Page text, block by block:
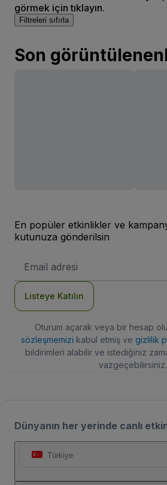
görmek için tıklayın.
Filtreleri sıfırla
Son
En popüler etkinlikler ve
kutunuza gönderilsin
posta
Listeye Katılın
Oturum açarak veya bir hesap
sözleşmemizi kabul etmiş ve gizlilik
bildirimleri alabilir ve istediğiniz
vazgeçebilirsiniz.
Dünyanın her yerinde canlı
Türkiye